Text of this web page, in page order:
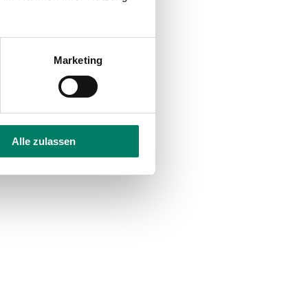
Marketing
Alle zulassen